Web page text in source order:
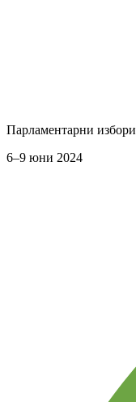
Парламентарни избори
6–9 юни 2024